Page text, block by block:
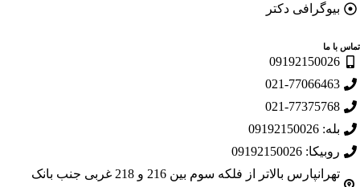
دکتر
ما
021-
021-
09192150026
تهرانپارس بالاتر از فلکه سوم بین 216 و 218 غربی جنب بانک